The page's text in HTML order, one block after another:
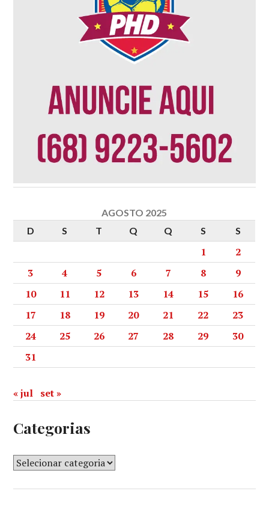
AGOSTO 2025
D
S T Q Q S S
1
2
3
4 5 6 7 8
9
10
11 12 13 14 15
16
17
18 19 20 21 22
23
24
25 26 27 28 29
30
31
« jul set »
Categorias